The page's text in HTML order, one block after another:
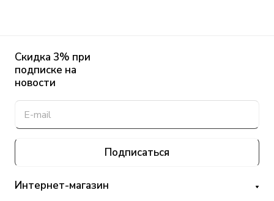
Скидка 3% при
подписке на
новости
Подписаться
Интернет-магазин